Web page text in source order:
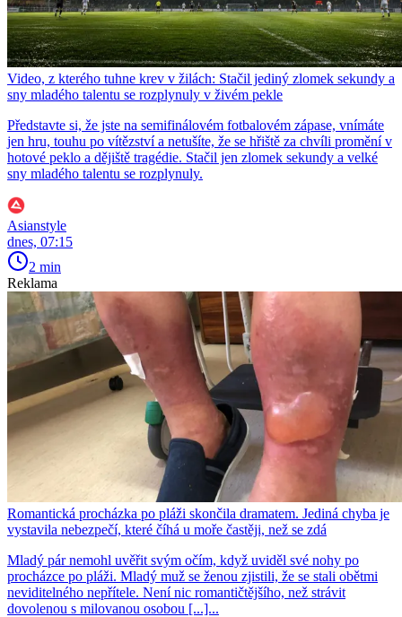
Video, z kterého tuhne krev v žilách: Stačil jediný zlomek sekundy a
sny mladého talentu se rozplynuly v živém pekle
Představte si, že jste na semifinálovém fotbalovém zápase, vnímáte
jen hru, touhu po vítězství a netušíte, že se hřiště za chvíli promění v
hotové peklo a dějiště tragédie. Stačil jen zlomek sekundy a velké
sny mladého talentu se rozplynuly.
Asianstyle
dnes, 07:15
2 min
Reklama
Romantická procházka po pláži skončila dramatem. Jediná chyba je
vystavila nebezpečí, které číhá u moře častěji, než se zdá
Mladý pár nemohl uvěřit svým očím, když uviděl své nohy po
procházce po pláži. Mladý muž se ženou zjistili, že se stali obětmi
neviditelného nepřítele. Není nic romantičtějšího, než strávit
dovolenou s milovanou osobou [...]...